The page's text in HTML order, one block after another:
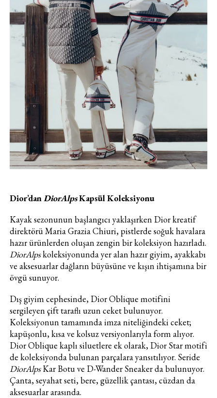
Haftalık E-Bülten
Moda dünyasında neler oluyor? Yeni
fikirler, öne çıkan koleksiyonlar, en
sırları ve en popüler partilerden
haberdar olmak için haftalık e-
bültenimize kaydolun.
Dior’danDiorAlpsKapsül Koleksiyonu
Kayak sezonunun başlangıcı yaklaşırken Dior kreatif
direktörü Maria Grazia Chiuri, pistlerde soğuk havalara
hazır ürünlerden oluşan zengin bir koleksiyon hazırladı.
DiorAlpskoleksiyonunda yer alan hazır giyim, ayakkabı
ve aksesuarlar dağların büyüsüne ve kışın ihtişamına bir
övgü sunuyor.
Dış giyim cephesinde, Dior Oblique motifini
sergileyen çift taraflı uzun ceket bulunuyor.
Koleksiyonun tamamında imza niteliğindeki ceket;
kapüşonlu, kısa ve kolsuz versiyonlarıyla form alıyor.
Dior Oblique kaplı siluetlere ek olarak, Dior Star motifi
de koleksiyonda bulunan parçalara yansıtılıyor. Seride
DiorAlpsKar Botu ve D-Wander Sneaker da bulunuyor.
Çanta, seyahat seti, bere, güzellik çantası, cüzdan da
aksesuarlar arasında.